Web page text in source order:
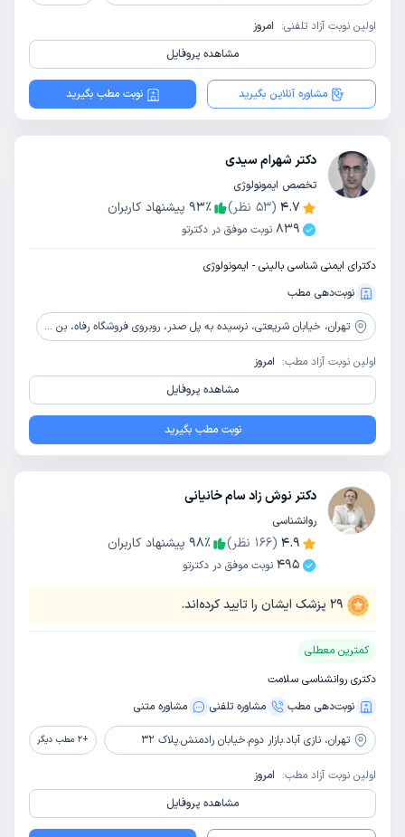
اولین نوبت آزاد تلفنی: امروز
مشاهده پروفایل
مشاوره آنلاین بگیرید نوبت مطب بگیرید
دکتر شهرام سیدی
تخصص ایمونولوژی
4.7
(
53 نظر) 93٪
پیشنهاد کاربران
839 نوبت موفق در دکترتو
دکترای ایمنی شناسی بالینی - ایمونولوژی
نوبت‌دهی مطب
تهران، خیابان شریعتی، نرسیده به پل صدر، روبروی فروشگاه رفاه، بن بست کسری، پلاک 1607/1، واحد 1
اولین نوبت آزاد مطب: امروز
مشاهده پروفایل
نوبت مطب بگیرید
دکتر نوش زاد سام خانیانی
روانشناسی
4.9
(
166 نظر) 98٪
پیشنهاد کاربران
495 نوبت موفق در دکترتو
29 پزشک ایشان را تایید کرده‌اند.
کمترین معطلی
دکتری روانشناسی سلامت
نوبت‌دهی مطب
مشاوره‌ تلفنی مشاوره‌ متنی
تهران، نازی آباد.بازار دوم.خیابان رادمنش.پلاک 32 +
2 مطب دیگر
اولین نوبت آزاد مطب: امروز
مشاهده پروفایل